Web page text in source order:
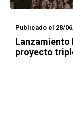
Publicado el 28/
Lanzamiento
proyecto